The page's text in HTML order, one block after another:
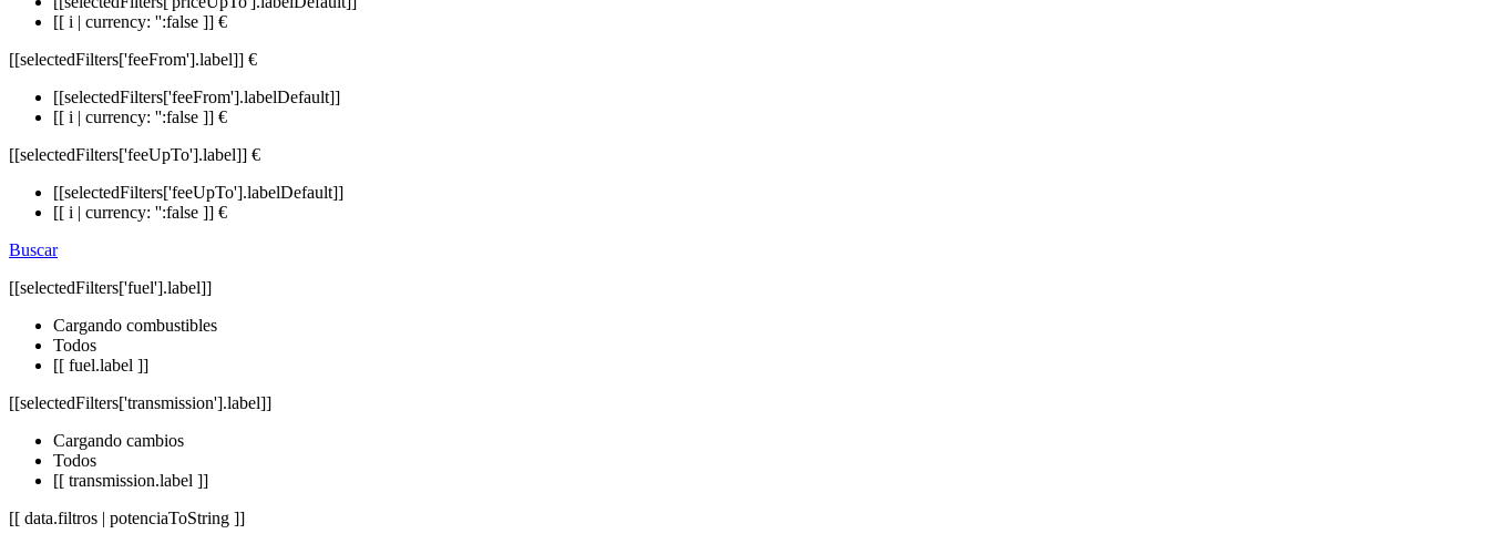
[[ i | currency: '':false ]] €
[[selectedFilters['feeFrom'].label]] €
[[selectedFilters['feeFrom'].labelDefault]]
[[ i | currency: '':false ]] €
[[selectedFilters['feeUpTo'].label]] €
[[selectedFilters['feeUpTo'].labelDefault]]
[[ i | currency: '':false ]] €
Buscar
[[selectedFilters['fuel'].label]]
Cargando combustibles
Todos
[[ fuel.label ]]
[[selectedFilters['transmission'].label]]
Cargando cambios
Todos
[[ transmission.label ]]
[[ data.filtros | potenciaToString ]]